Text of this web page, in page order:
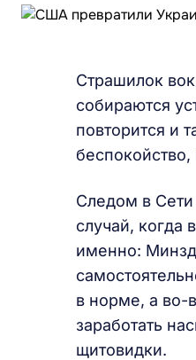
Страшилок
собираются
повторится и
Следом в Сети
случай, когда
именно:
в норме, а во-
заработать
щитовидки.